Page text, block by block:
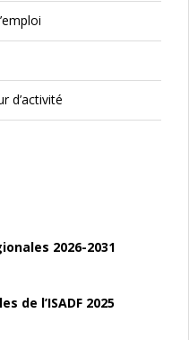
d’activité
2026-2031
de l’ISADF 2025